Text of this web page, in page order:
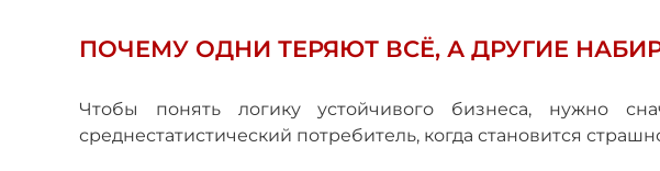
ПОЧЕМУ ОДНИ ТЕРЯЮТ ВСЁ, А ДРУГИЕ
Чтобы понять логику устойчивого бизнеса, нужно
среднестатистический потребитель, когда становится